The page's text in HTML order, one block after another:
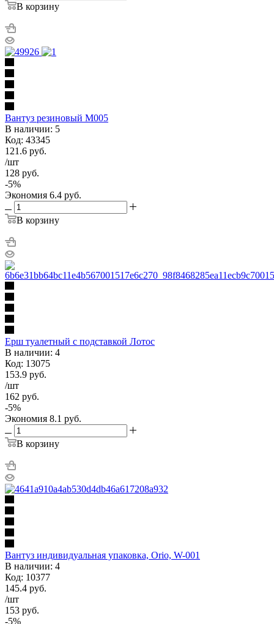
В корзину
Вантуз резиновый М005
В наличии: 5
Код: 43345
121.6 руб.
/шт
128 руб.
-5%
Экономия 6.4 руб.
В корзину
Ерш туалетный с подставкой Лотос
В наличии: 4
Код: 13075
153.9 руб.
/шт
162 руб.
-5%
Экономия 8.1 руб.
В корзину
Вантуз индивидуальная упаковка, Orio, W-001
В наличии: 4
Код: 10377
145.4 руб.
/шт
153 руб.
-5%